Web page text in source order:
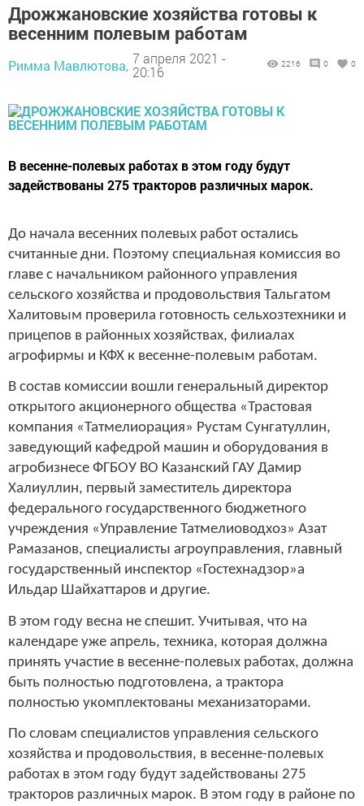
Дрожжановские хозяйства готовы к
весенним полевым работам
Римма Мавлютова, 7 апреля 2021 -
20:16
2216 0 0
В весенне-полевых работах в этом году будут
задействованы 275 тракторов различных марок.
До начала весенних полевых работ остались
считанные дни. Поэтому специальная комиссия во
главе с начальником районного управления
сельского хозяйства и продовольствия Тальгатом
Халитовым проверила готовность сельхозтехники и
прицепов в районных хозяйствах, филиалах
агрофирмы и КФХ к весенне-полевым работам.
В состав комиссии вошли генеральный директор
открытого акционерного общества «Трастовая
компания «Татмелиорация» Рустам Сунгатуллин,
заведующий кафедрой машин и оборудования в
агробизнесе ФГБОУ ВО Казанский ГАУ Дамир
Халиуллин, первый заместитель директора
федерального государственного бюджетного
учреждения «Управление Татмелиоводхоз» Азат
Рамазанов, специалисты агроуправления, главный
государственный инспектор «Гостехнадзор»а
Ильдар Шайхаттаров и другие.
В этом году весна не спешит. Учитывая, что на
календаре уже апрель, техника, которая должна
принять участие в весенне-полевых работах, должна
быть полностью подготовлена, а трактора
полностью укомплектованы механизаторами.
По словам специалистов управления сельского
хозяйства и продовольствия, в весенне-полевых
работах в этом году будут задействованы 275
тракторов различных марок. В этом году в районе по